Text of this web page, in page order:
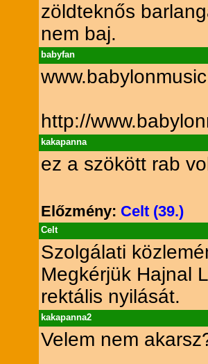
zöldteknős
nem baj.
babyfan
http://
kakapanna
ez a szökött rab
Előzmény: Celt (39.)
Celt
Szolgálati
Megkérjük Hajnal
rektális nyilását.
kakapanna2
Velem nem